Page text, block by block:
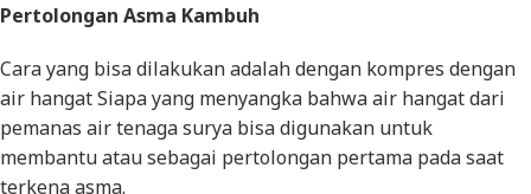
Pertolongan Asma Kambuh
Cara yang bisa dilakukan adalah dengan kompres dengan
air hangat Siapa yang menyangka bahwa air hangat dari
pemanas air tenaga surya bisa digunakan untuk
membantu atau sebagai pertolongan pertama pada saat
terkena asma.